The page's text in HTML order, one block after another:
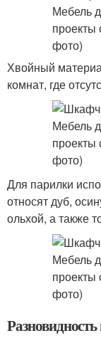
Хвойный
комнат, где
Для парилки
относят дуб,
ольхой, а также